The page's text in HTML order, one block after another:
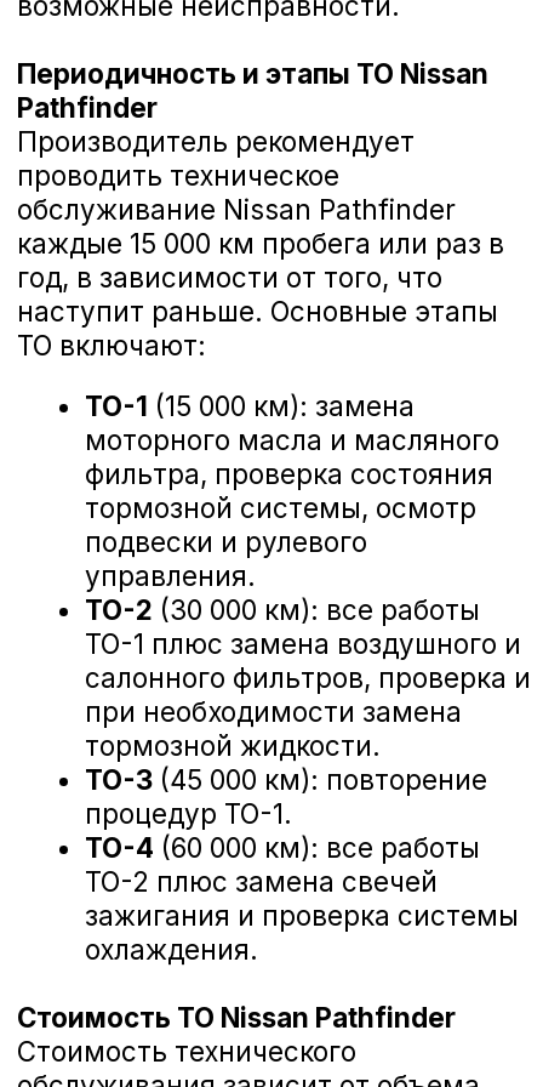
Замена амортизатора подвески Nissan
Замена рулевой рейки Nissan Pathfinder
Замена жидкости ГУР Nissan Pathfinder
Замена рулевой тяги Nissan Pathfinder
Замена рулевых наконечников Nissan
Диагностика ходовой части Nissan Pathfinder
Замена амортизатора подвески Nissan
Замена пыльника/отбойника Nissan Pathfinder
Что входит в ТО Nissan
Pathfinder
Техническое обслуживание Ниссан в
сервисе А-Драйв включает
замен, таких как:
Диагностика двигателя и